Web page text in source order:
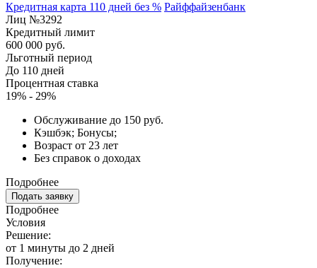
Кредитная карта 110 дней без % Райффайзенбанк
Лиц №3292
Кредитный лимит
600 000 руб.
Льготный период
До 110 дней
Процентная ставка
19% - 29%
Обслуживание до 150 руб.
Кэшбэк; Бонусы;
Возраст от 23 лет
Без справок о доходах
Подробнее
Подать заявку
Подробнее
Условия
Решение:
от 1 минуты до 2 дней
Получение: